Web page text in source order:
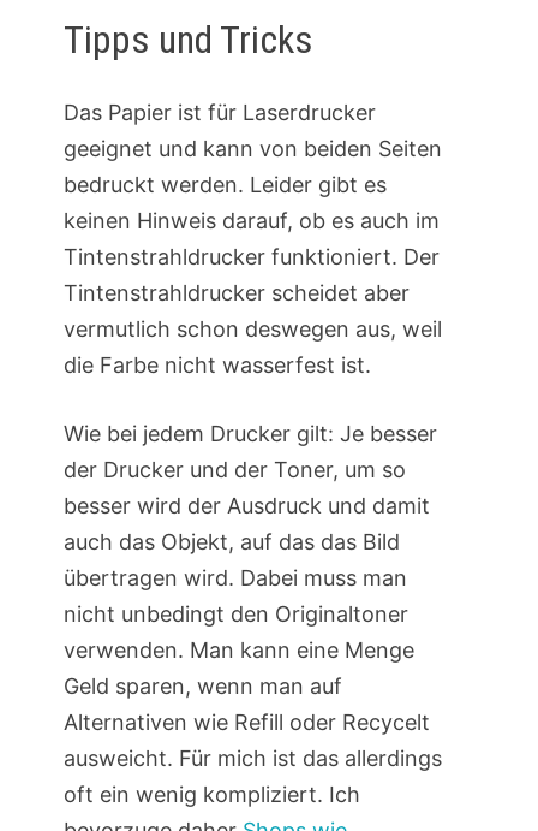
Tipps und Tricks
Das Papier ist für Laserdrucker
geeignet und kann von beiden Seiten
bedruckt werden. Leider gibt es
keinen Hinweis darauf, ob es auch im
Tintenstrahldrucker funktioniert. Der
Tintenstrahldrucker scheidet aber
vermutlich schon deswegen aus, weil
die Farbe nicht wasserfest ist.
Wie bei jedem Drucker gilt: Je besser
der Drucker und der Toner, um so
besser wird der Ausdruck und damit
auch das Objekt, auf das das Bild
übertragen wird. Dabei muss man
nicht unbedingt den Originaltoner
verwenden. Man kann eine Menge
Geld sparen, wenn man auf
Alternativen wie Refill oder Recycelt
ausweicht. Für mich ist das allerdings
oft ein wenig kompliziert. Ich